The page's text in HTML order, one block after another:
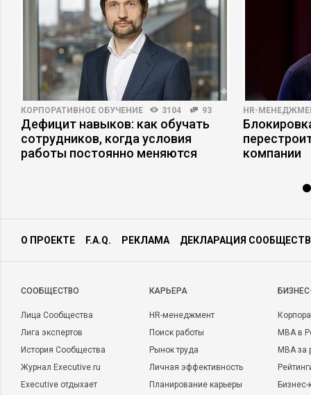
КОРПОРАТИВНОЕ ОБУЧЕНИЕ 3104 93
Дефицит навыков: как обучать
сотрудников, когда условия
работы постоянно меняются
HR-
компании
О ПРОЕКТЕ F.A.Q. РЕКЛАМА ДЕКЛАРАЦИЯ
CООБЩЕСТВО
Лица Сообщества
Лига экспертов
История Сообщества
Журнал Executive.ru
Executive отдыхает
КАРЬЕРА
HR-менеджмент
Поиск работы
Рынок труда
Личная эффективность
Планирование карьеры
MBA в
MBA
Бизнес-